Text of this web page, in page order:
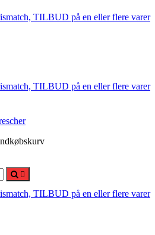
TILBUD på en eller flere varer
TILBUD på en eller flere varer

TILBUD på en eller flere varer